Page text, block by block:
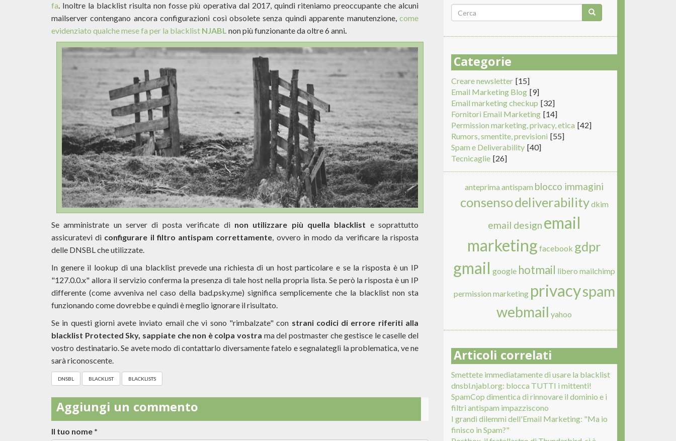
fa. Inoltre la blacklist risulta non fosse più operativa dal 2017, quindi riteniamo preoccupante che alcuni
mailserver contengano ancora configurazioni così obsolete senza quindi apparente manutenzione, come
evidenziato qualche mese fa per la blacklist NJABL non più funzionante da oltre 6 anni.
Se amministrate un server di posta verificate di non utilizzare più quella blacklist e soprattutto
assicuratevi di configurare il filtro antispam correttamente, ovvero in modo da verificare la risposta
delle DNSBL che utilizzate.
In genere il lookup di una blacklist prevede una richiesta di un host particolare e se la risposta è un IP
"127.0.0.x" allora il servizio conferma la presenza di tale host nella propria lista. Se però la risposta è un IP
differente (come avveniva nel caso della bad.psky.me) significa semplicemente che la blacklist non sta
funzionando come dovrebbe e quindi è meglio ignorare il risultato.
Se in questi giorni avete inviato email che vi sono "rimbalzate" con strani codici di errore riferiti alla
blacklist Protected Sky, sappiate che non è colpa vostra ma del postmaster che gestisce le caselle del
vostro destinatario. Se avete modo di contattarlo diversamente fatelo e segnalategli la problematica, ve ne
sarà riconoscente.
DNSBL BLACKLIST BLACKLISTS
Aggiungi un commento
Il tuo nome *
Form
di
ricerca
Categorie
Creare newsletter [15]
Email Marketing Blog [9]
Email marketing checkup [32]
Fornitori Email Marketing [14]
Permission marketing, privacy, etica [42]
Rumors, smentite, previsioni [55]
Spam e Deliverability [40]
Tecnicaglie [26]
anteprima antispam blocco immagini
consensodeliverabilitydkim
email design email
marketing facebook gdpr
gmail google hotmail libero mailchimp
permission marketing privacyspam
webmail yahoo
Articoli correlati
Smettete immediatamente di usare la blacklist
dnsbl.njabl.org: blocca TUTTI i mittenti!
SpamCop dimentica di rinnovare il dominio e i
filtri antispam impazziscono
I grandi dilemmi dell'Email Marketing: "Ma io
finisco in Spam?"